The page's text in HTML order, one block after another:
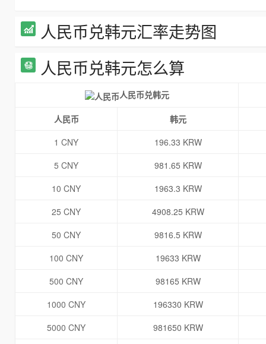
人民币兑韩元汇率走势图
人民币兑韩元怎么算
人民币兑韩元
人民币
韩元
1 CNY
196.33 KRW
5 CNY
981.65 KRW
10 CNY
1963.3 KRW
25 CNY
4908.25 KRW
50 CNY
9816.5 KRW
100 CNY
19633 KRW
500 CNY
98165 KRW
1000 CNY
196330 KRW
5000 CNY
981650 KRW